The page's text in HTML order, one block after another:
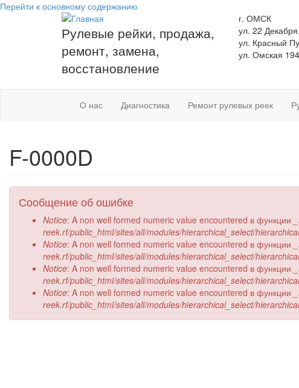
Перейти к основному содержанию
Рулевые рейки, продажа,
ремонт, замена,
восстановление
г. ОМСК
ул. 22
ул. Красный
ул. Омская
О нас Диагностика Ремонт рулевых реек
F-0000D
Сообщение об ошибке
Notice: A non well formed numeric value encountered в функции
reek.rf/public_html/sites/all/modules/hierarchical_select/
Notice: A non well formed numeric value encountered в функции
reek.rf/public_html/sites/all/modules/hierarchical_select/
Notice: A non well formed numeric value encountered в функции
reek.rf/public_html/sites/all/modules/hierarchical_select/
Notice: A non well formed numeric value encountered в функции
reek.rf/public_html/sites/all/modules/hierarchical_select/